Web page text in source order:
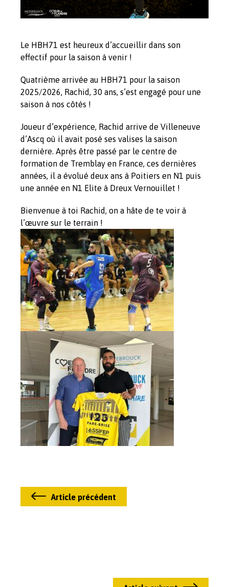
Le HBH71 est heureux d’accueillir dans son
effectif pour la saison à venir !
Quatrième arrivée au HBH71 pour la saison
2025/2026, Rachid, 30 ans, s’est engagé pour une
saison à nos côtés !
Joueur d’expérience, Rachid arrive de Villeneuve
d’Ascq où il avait posé ses valises la saison
dernière. Après être passé par le centre de
formation de Tremblay en France, ces dernières
années, il a évolué deux ans à Poitiers en N1 puis
une année en N1 Elite à Dreux Vernouillet !
Bienvenue à toi Rachid, on a hâte de te voir à
l’œuvre sur le terrain !
Article précédent